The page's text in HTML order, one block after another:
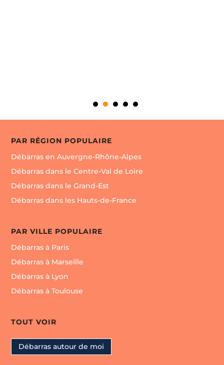
PAR RÉGION POPULAIRE
Débarras en Auvergne-Rhône-Alpes
Débarras dans le Centre-Val de Loire
Débarras dans le Grand-Est
Débarras dans les Hauts-de-France
PAR VILLE POPULAIRE
Débarras à Paris
Débarras à Marseille
Débarras à Lyon
Débarras à Toulouse
TOUT VOIR
Débarras autour de moi